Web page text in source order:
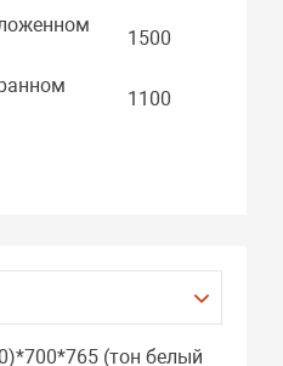
1500
1100
(тон белый